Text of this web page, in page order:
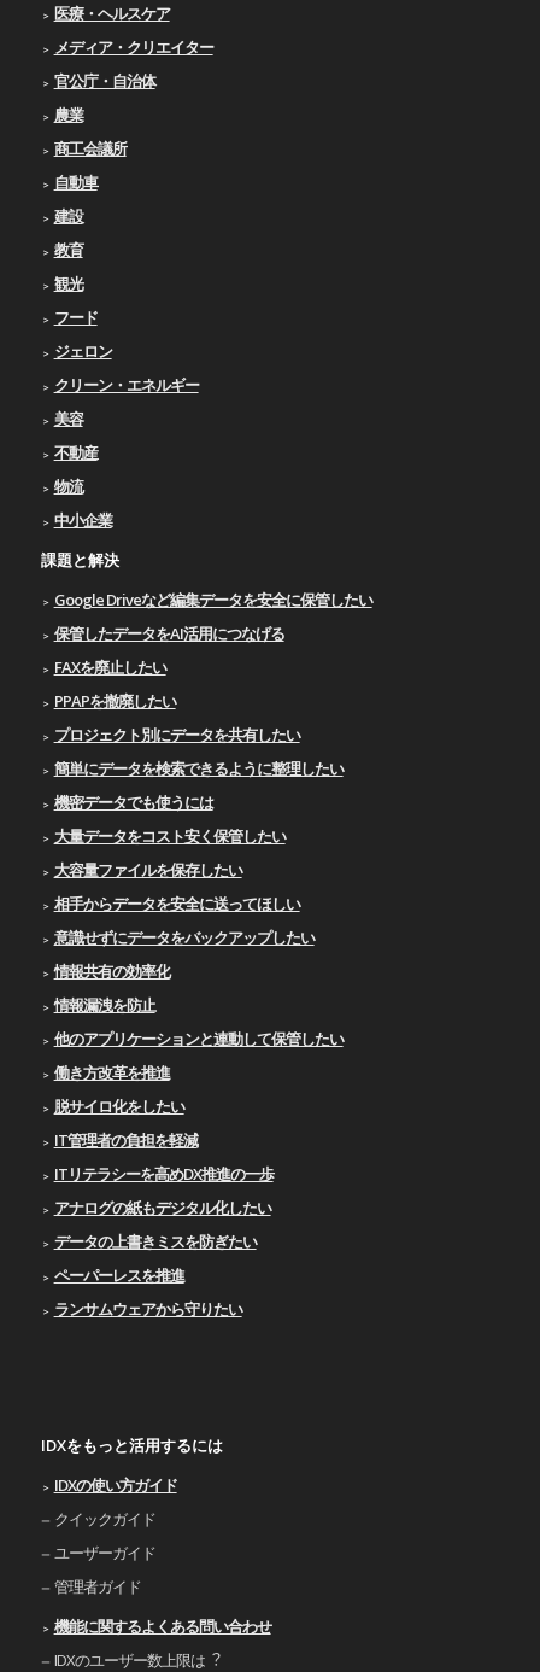
医療・ヘルスケア
メディア・クリエイター
官公庁・自治体
農業
商工会議所
自動車
建設
教育
観光
フード
ジェロン
クリーン・エネルギー
美容
不動産
物流
中小企業
課題と解決
Google Driveなど編集データを安全に保管したい
保管したデータをAI活用につなげる
FAXを廃止したい
PPAPを撤廃したい
プロジェクト別にデータを共有したい
簡単にデータを検索できるように整理したい
機密データでも使うには
大量データをコスト安く保管したい
大容量ファイルを保存したい
相手からデータを安全に送ってほしい
意識せずにデータをバックアップしたい
情報共有の効率化
情報漏洩を防止
他のアプリケーションと連動して保管したい
働き方改革を推進
脱サイロ化をしたい
IT管理者の負担を軽減
ITリテラシーを高めDX推進の一歩
アナログの紙もデジタル化したい
データの上書きミスを防ぎたい
ペーパーレスを推進
ランサムウェアから守りたい
IDXをもっと活用するには
IDXの使い⽅ガイド
クイックガイド
ユーザーガイド
管理者ガイド
機能に関するよくある問い合わせ
IDXのユーザー数上限は︖